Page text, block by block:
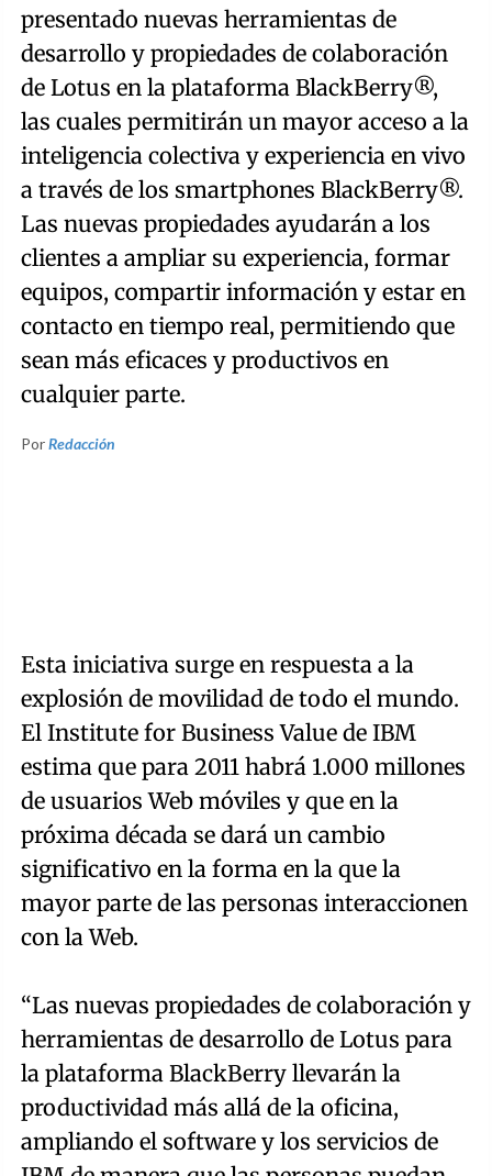
presentado nuevas herramientas de
desarrollo y propiedades de colaboración
de Lotus en la plataforma BlackBerry®,
las cuales permitirán un mayor acceso a la
inteligencia colectiva y experiencia en vivo
a través de los smartphones BlackBerry®.
Las nuevas propiedades ayudarán a los
clientes a ampliar su experiencia, formar
equipos, compartir información y estar en
contacto en tiempo real, permitiendo que
sean más eficaces y productivos en
cualquier parte.
PorRedacción
Esta iniciativa surge en respuesta a la
explosión de movilidad de todo el mundo.
El Institute for Business Value de IBM
estima que para 2011 habrá 1.000 millones
de usuarios Web móviles y que en la
próxima década se dará un cambio
significativo en la forma en la que la
mayor parte de las personas interaccionen
con la Web.
“Las nuevas propiedades de colaboración y
herramientas de desarrollo de Lotus para
la plataforma BlackBerry llevarán la
productividad más allá de la oficina,
ampliando el software y los servicios de